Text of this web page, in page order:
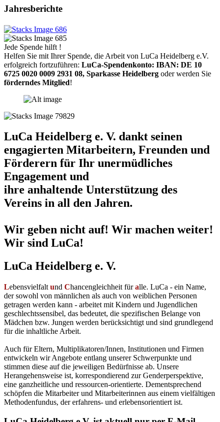
Jahresberichte
Jede Spende hilft !
Helfen Sie mit Ihrer Spende, die Arbeit von LuCa Heidelberg e.V.
erfolgreich fortzuführen: LuCa-Spendenkonto: IBAN: DE 10
6725 0020 0009 2931 08, Sparkasse Heidelberg oder werden Sie
förderndes Mitglied!
LuCa Heidelberg e. V. dankt seinen
engagierten Mitarbeitern, Freunden und
Förderern für Ihr unermüdliches
Engagement und
ihre anhaltende Unterstützung des
Vereins in all den Jahren.
Wir geben nicht auf! Wir machen weiter!
Wir sind LuCa!
LuCa Heidelberg e. V.
Lebensvielfalt und Chancengleichheit füralle. LuCa - ein Name,
der sowohl von männlichen als auch von weiblichen Personen
getragen werden kann - arbeitet mit Kindern und Jugendlichen
geschlechtssensibel, das bedeutet, die spezifischen Belange von
Mädchen bzw. Jungen werden berücksichtigt und sind grundlegend
für die inhaltliche Arbeit.
Auch für Eltern, Multiplikatoren/Innen, Institutionen und Firmen
entwickeln wir Angebote entlang unserer Schwerpunkte und
stimmen diese auf die jeweiligen Bedürfnisse ab. Unsere
Herangehensweise ist, korrespondierend zur Genderperspektive,
eine ganzheitliche und ressourcen-orientierte. Dementsprechend
schöpfen die Mitarbeiter und Mitarbeiterinnen aus einem vielfältigen
Methodenfundus, der erfahrens- und erlebensorientiert ist.